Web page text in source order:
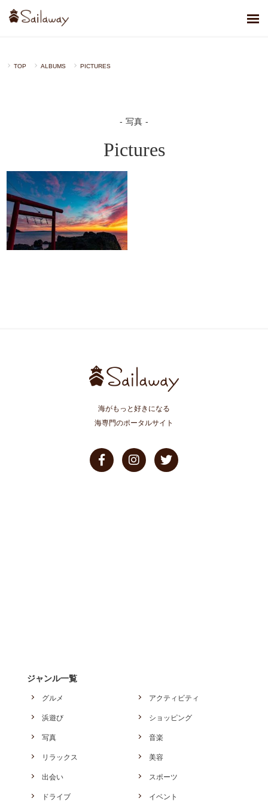
TOP ALBUMS PICTURES
写真
Pictures
海がもっと好きになる
海専門のポータルサイト
ジャンル一覧
グルメ アクティビティ
浜遊び ショッピング
写真 音楽
リラックス 美容
出会い スポーツ
ドライブ イベント